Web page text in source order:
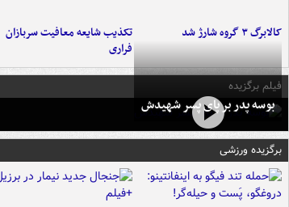
کالابرگ ۳ گروه شارژ شد
تکذیب شایعه معافیت سربازان
فراری
فیلم برگزیده
بوسه‌ پدر بر پای پسر شهیدش
برگزیده ورزشی